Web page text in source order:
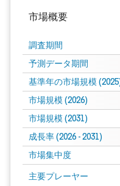
市場概要
調査期間
予測データ期間
基準年の市場規模
市場規模 (2026)
市場規模 (2031)
成長率 (2026 - 2031)
市場集中度
主要プレーヤー
画像 © Mordor Intelligence